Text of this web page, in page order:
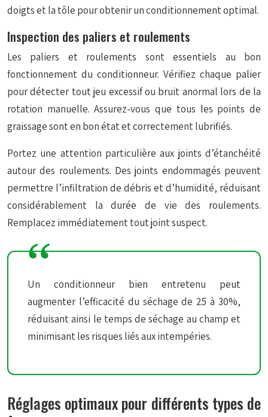
doigts et la tôle pour obtenir un conditionnement optimal.
Inspection des paliers et roulements
Les paliers et roulements sont essentiels au bon
fonctionnement du conditionneur. Vérifiez chaque palier
pour détecter tout jeu excessif ou bruit anormal lors de la
rotation manuelle. Assurez-vous que tous les points de
graissage sont en bon état et correctement lubrifiés.
Portez une attention particulière aux joints d’étanchéité
autour des roulements. Des joints endommagés peuvent
permettre l’infiltration de débris et d’humidité, réduisant
considérablement la durée de vie des roulements.
Remplacez immédiatement tout joint suspect.
Un conditionneur bien entretenu peut
augmenter l’efficacité du séchage de 25 à 30%,
réduisant ainsi le temps de séchage au champ et
minimisant les risques liés aux intempéries.
Réglages optimaux pour différents types de